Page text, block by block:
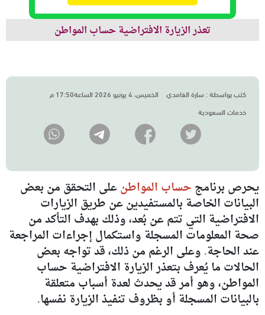
تعذر الزيارة الافتراضية حساب المواطن
كتب بواسطة : سارة الغامدي
الخميس، 4 يونيو 2026 الساعة17:50 م
خدمات السعودية
يحرص برنامج حساب المواطنعلى التحقق من بعض
البيانات الخاصة بالمستفيدين عن طريق الزيارات
الافتراضية التي تتم عن بُعد، وذلك بهدف التأكد من
صحة المعلومات المسجلة واستكمال إجراءات المراجعة
عند الحاجة. وعلى الرغم من ذلك، قد تواجه بعض
الحالات ما يُعرف بتعذر الزيارة الافتراضية حساب
المواطن، وهو أمر قد يحدث لعدة أسباب متعلقة
بالبيانات المسجلة أو بظروف تنفيذ الزيارة نفسها.